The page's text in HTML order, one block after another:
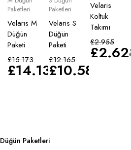
Paketleri
Velaris M
Düğün
Paketi
£15.173
£14.135
Paketleri
Velaris S
Düğün
Paketi
£12.165
£10.583
Velaris
Koltuk
Takımı
£2.955
£2.628
Düğün Paketleri